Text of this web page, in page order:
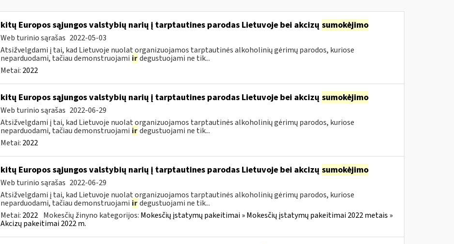
kitų Europos sąjungos valstybių narių į tarptautines parodas Lietuvoje bei akcizų sumokėjimo
Web turinio sąrašas 2022-05-03
Atsižvelgdami į tai, kad Lietuvoje nuolat organizuojamos tarptautinės alkoholinių gėrimų parodos, kuriose
neparduodami, tačiau demonstruojami ir degustuojami ne tik...
Metai: 2022
kitų Europos sąjungos valstybių narių į tarptautines parodas Lietuvoje bei akcizų sumokėjimo
Web turinio sąrašas 2022-06-29
Atsižvelgdami į tai, kad Lietuvoje nuolat organizuojamos tarptautinės alkoholinių gėrimų parodos, kuriose
neparduodami, tačiau demonstruojami ir degustuojami ne tik...
Metai: 2022
kitų Europos sąjungos valstybių narių į tarptautines parodas Lietuvoje bei akcizų sumokėjimo
Web turinio sąrašas 2022-06-29
Atsižvelgdami į tai, kad Lietuvoje nuolat organizuojamos tarptautinės alkoholinių gėrimų parodos, kuriose
neparduodami, tačiau demonstruojami ir degustuojami ne tik...
Metai: 2022 Mokesčių žinyno kategorijos: Mokesčių įstatymų pakeitimai » Mokesčių įstatymų pakeitimai 2022 metais »
Akcizų pakeitimai 2022 m.